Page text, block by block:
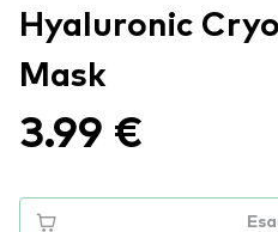
Hyaluronic
Mask
3.99 €